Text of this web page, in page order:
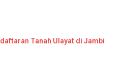
Tanah Ulayat di Jambi